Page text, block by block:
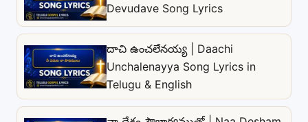
Devudave Song Lyrics
దాచి ఉంచలేనయ్య | Daachi
Unchalenayya Song Lyrics in
Telugu & English